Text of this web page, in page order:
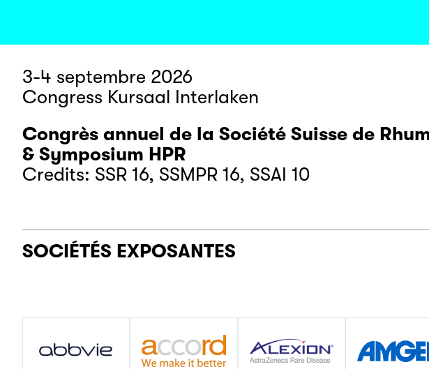
3-4 septembre 2026
Congress Kursaal Interlaken
Congrès annuel de la Société Suisse de
& Symposium HPR
Credits: SSR 16, SSMPR 16, SSAI 10
SOCIÉTÉS EXPOSANTES